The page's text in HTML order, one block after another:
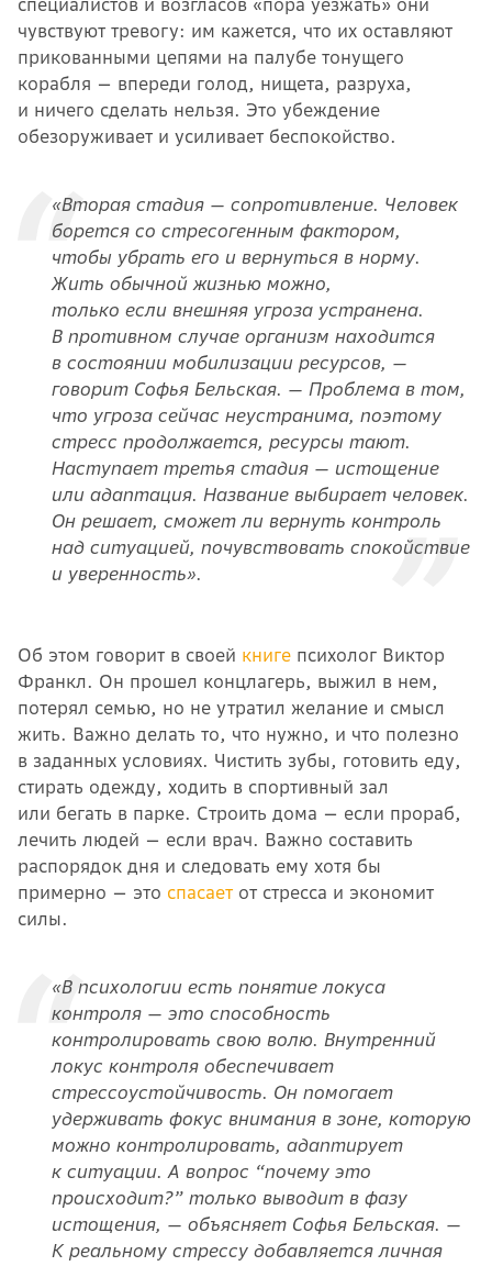
чувствуют тревогу: им кажется, что их оставляют
прикованными цепями на палубе тонущего
корабля — впереди голод, нищета, разруха,
и ничего сделать нельзя. Это убеждение
обезоруживает и усиливает беспокойство.
«Вторая стадия — сопротивление. Человек
борется со стресогенным фактором,
чтобы убрать его и вернуться в норму.
Жить обычной жизнью можно,
только если внешняя угроза устранена.
В противном случае организм находится
в состоянии мобилизации ресурсов, —
говорит Софья Бельская. — Проблема в том,
что угроза сейчас неустранима, поэтому
стресс продолжается, ресурсы тают.
Наступает третья стадия — истощение
или адаптация. Название выбирает человек.
Он решает, сможет ли вернуть контроль
над ситуацией, почувствовать спокойствие
и уверенность».
Об этом говорит в своей книге психолог Виктор
Франкл. Он прошел концлагерь, выжил в нем,
потерял семью, но не утратил желание и смысл
жить. Важно делать то, что нужно, и что полезно
в заданных условиях. Чистить зубы, готовить еду,
стирать одежду, ходить в спортивный зал
или бегать в парке. Строить дома — если прораб,
лечить людей — если врач. Важно составить
распорядок дня и следовать ему хотя бы
примерно — это спасает от стресса и экономит
силы.
«В психологии есть понятие локуса
контроля — это способность
контролировать свою волю. Внутренний
локус контроля обеспечивает
стрессоустойчивость. Он помогает
удерживать фокус внимания в зоне, которую
можно контролировать, адаптирует
к ситуации. А вопрос “почему это
происходит?” только выводит в фазу
истощения, — объясняет Софья Бельская. —
К реальному стрессу добавляется личная